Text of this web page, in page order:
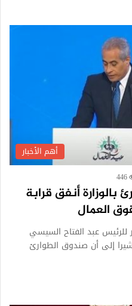
أهم الأخبار
446
بالوزارة أنفق قرابة
عبد الفتاح السيسي
إلى أن صندوق الطوارئ